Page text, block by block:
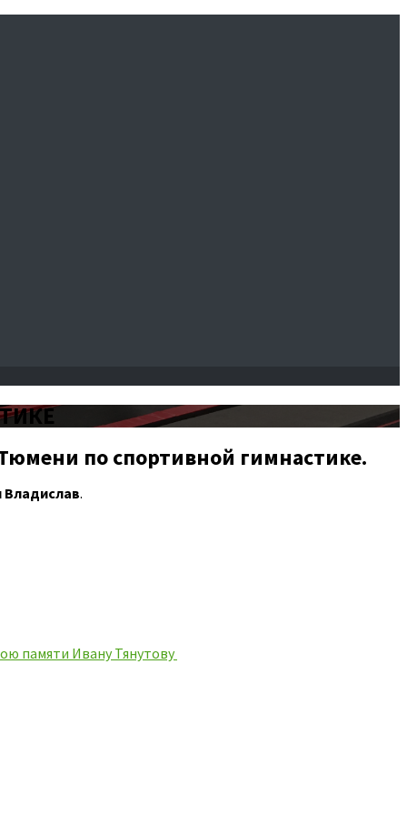
по спортивной гимнастике.
.
памяти Ивану Тянутову